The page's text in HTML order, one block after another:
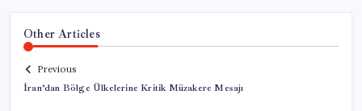
Other Articles
Previous
İran’dan Bölge Ülkelerine Kritik Müzakere Mesajı